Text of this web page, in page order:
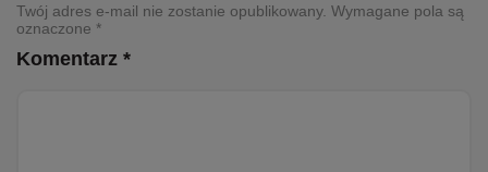
Twój adres e-mail nie zostanie opublikowany. Wymagane pola są
oznaczone *
Komentarz *